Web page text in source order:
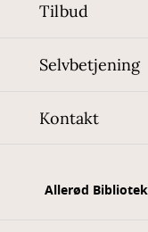
Tilbud
Selvbetjening
Kontakt
Allerød